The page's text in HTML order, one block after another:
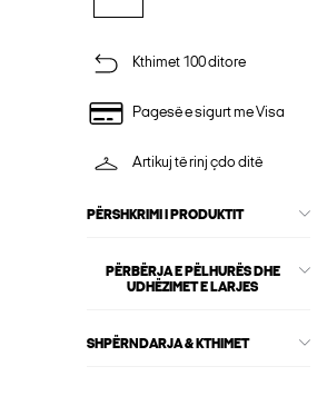
Kthimet 100 ditore
Pagesë e sigurt me Visa
Artikuj të rinj çdo ditë
PËRSHKRIMI I PRODUKTIT
PËRBËRJA E PËLHURËS DHE
UDHËZIMET E LARJES
SHPËRNDARJA & KTHIMET